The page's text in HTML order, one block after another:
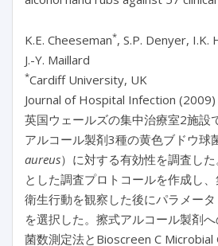
K.E. Cheeseman*, S.P. Denyer, I.K.
J.-Y. Maillard
*Cardiff University, UK
Journal of Hospital Infection
英国ウェールズの集中治療室2施設
アルコール製剤3種の黄色ブドウ球
aureus）に対する有効性を調査し
とした調査プロトコールを作成し
衛生行動を観察した後にパラメータ
を選択した。擦式アルコール製剤
菌数測定法とBioscreen C